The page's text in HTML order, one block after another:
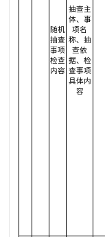
随机
抽查
事项
检查
内容
抽查主
体、事
项名
称、抽
查依
据、检
查事项
具体内
容